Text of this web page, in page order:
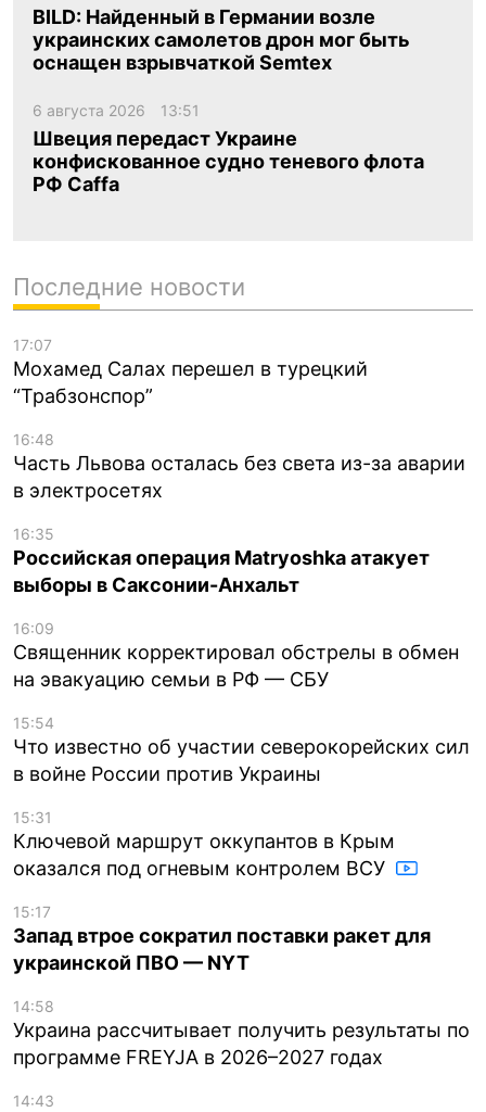
BILD: Найденный в Германии возле
украинских самолетов дрон мог быть
оснащен взрывчаткой Semtex
6 августа 2026 13:51
Швеция передаст Украине
конфискованное судно теневого флота
РФ Caffa
Последние новости
17:07
Мохамед Салах перешел в турецкий
“Трабзонспор”
16:48
Часть Львова осталась без света из-за аварии
в электросетях
16:35
Российская операция Matryoshka атакует
выборы в Саксонии-Анхальт
16:09
Священник корректировал обстрелы в обмен
на эвакуацию семьи в РФ — СБУ
15:54
Что известно об участии северокорейских сил
в войне России против Украины
15:31
Ключевой маршрут оккупантов в Крым
оказался под огневым контролем ВСУ
15:17
Запад втрое сократил поставки ракет для
украинской ПВО — NYT
14:58
Украина рассчитывает получить результаты по
программе FREYJA в 2026–2027 годах
14:43